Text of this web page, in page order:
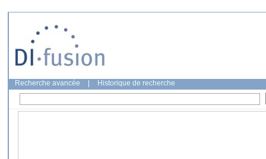
Recherche avancée Historique de recherche